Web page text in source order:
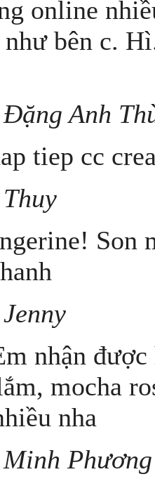
online
như bên c.
Anh
tiep cc
nhận
mocha
nha
Phương